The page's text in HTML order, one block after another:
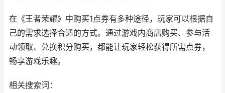
在《王者荣耀》中购买1点券有多种途径，玩家可以根据自
己的需求选择合适的方式。通过游戏内商店购买、参与活
动领取、兑换积分购买，都能让玩家轻松获得所需点券，
畅享游戏乐趣。
相关搜索词：